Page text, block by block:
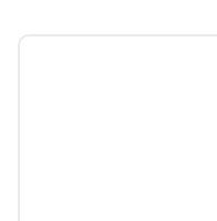
गौतमी पाटील हि प्रचंड
लांबून लोक हजेरी